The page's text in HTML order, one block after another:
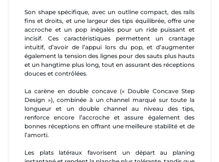
Son shape spécifique, avec un outline compact, des rails
fins et droits, et une largeur des tips équilibrée, offre une
accroche et un pop inégalés pour un ride puissant et
incisif. Ces caractéristiques permettent un crantage
intuitif, d’avoir de l’appui lors du pop, et d’augmenter
également la tension des lignes pour des sauts plus hauts
et un hangtime plus long, tout en assurant des réceptions
douces et contrôlées.
La carène en double concave (« Double Concave Step
Design »), combinée à un channel marqué sur toute la
longueur et un double channel au niveau des tips,
renforce encore l’accroche et assure également des
bonnes réceptions en offrant une meilleure stabilité et de
l’amorti.
Les plats latéraux favorisent un départ au planing